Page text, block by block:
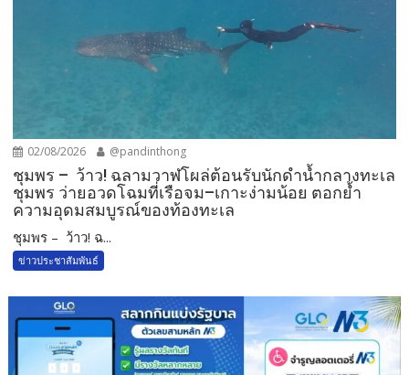
02/08/2026 @pandinthong
ชุมพร – ว้าว! ฉลามวาฬโผล่ต้อนรับนักดำน้ำกลางทะเล
ชุมพร ว่ายอวดโฉมที่เรือจม–เกาะง่ามน้อย ตอกย้ำ
ความอุดมสมบูรณ์ของท้องทะเล
ชุมพร – ว้าว! ฉ...
ข่าวประชาสัมพันธ์